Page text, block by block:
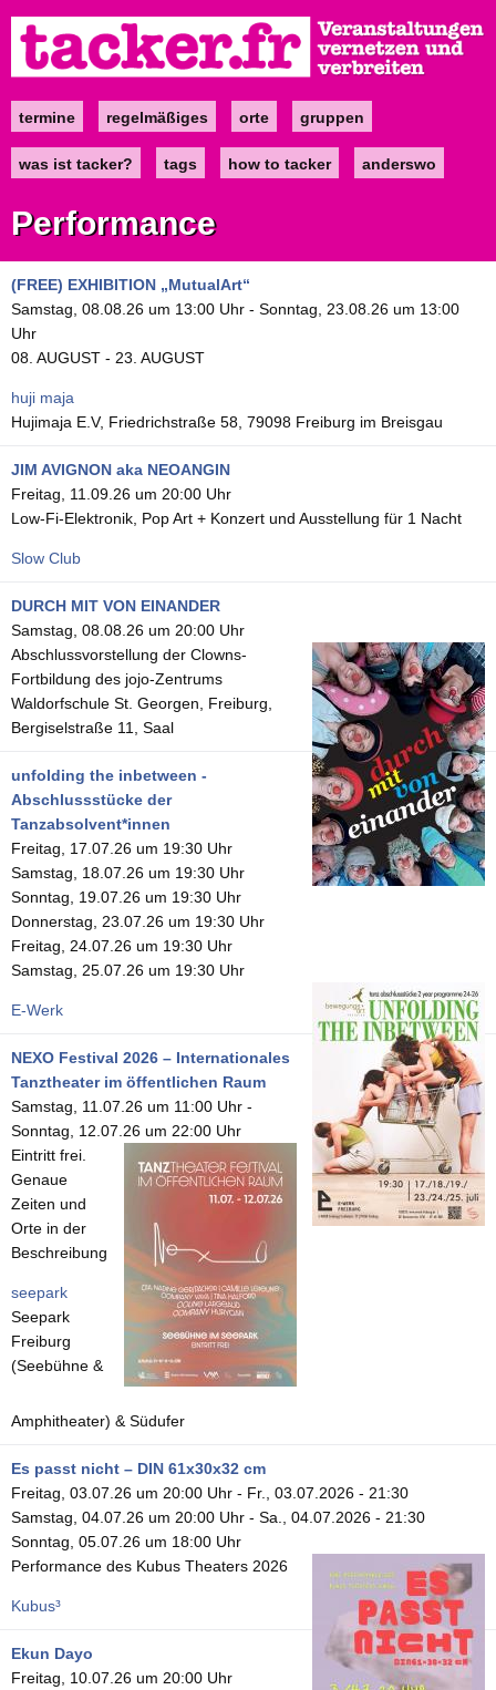
zum
Inhalt
Maintermine regelmäßiges orte gruppen
was ist tacker? tags how to tacker anderswo
Performance
(FREE) EXHIBITION „MutualArt“
Samstag, 08.08.26 um 13:00 Uhr - Sonntag, 23.08.26 um 13:00
Uhr
08. AUGUST - 23. AUGUST
huji maja
Hujimaja E.V, Friedrichstraße 58, 79098 Freiburg im Breisgau
JIM AVIGNON aka NEOANGIN
Freitag, 11.09.26 um 20:00 Uhr
Low-Fi-Elektronik, Pop Art + Konzert und Ausstellung für 1 Nacht
Slow Club
DURCH MIT VON EINANDER
Samstag, 08.08.26 um 20:00 Uhr
Abschlussvorstellung der Clowns-
Fortbildung des jojo-Zentrums
Waldorfschule St. Georgen, Freiburg,
Bergiselstraße 11, Saal
unfolding the inbetween -
Abschlussstücke der
Tanzabsolvent*innen
Freitag, 17.07.26 um 19:30 Uhr
Samstag, 18.07.26 um 19:30 Uhr
Sonntag, 19.07.26 um 19:30 Uhr
Donnerstag, 23.07.26 um 19:30 Uhr
Freitag, 24.07.26 um 19:30 Uhr
Samstag, 25.07.26 um 19:30 Uhr
E-Werk
NEXO Festival 2026 – Internationales
Tanztheater im öffentlichen Raum
Samstag, 11.07.26 um 11:00 Uhr -
Sonntag, 12.07.26 um 22:00 Uhr
Eintritt frei.
Genaue
Zeiten und
Orte in der
Beschreibung
seepark
Seepark
Freiburg
(Seebühne &
Amphitheater) & Südufer
Es passt nicht – DIN 61x30x32 cm
Freitag, 03.07.26 um 20:00 Uhr - Fr., 03.07.2026 - 21:30
Samstag, 04.07.26 um 20:00 Uhr - Sa., 04.07.2026 - 21:30
Sonntag, 05.07.26 um 18:00 Uhr
Performance des Kubus Theaters 2026
Kubus³
Ekun Dayo
Freitag, 10.07.26 um 20:00 Uhr